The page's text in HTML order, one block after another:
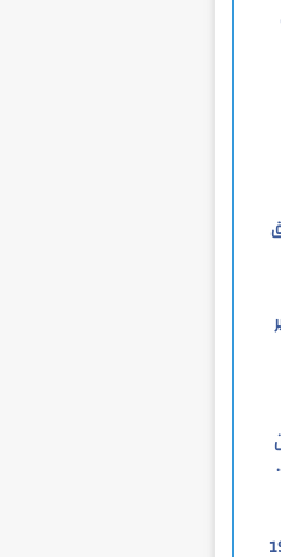
190